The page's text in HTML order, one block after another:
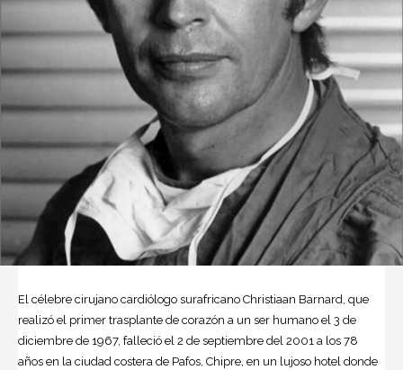
El célebre cirujano cardiólogo surafricano Christiaan Barnard, que
realizó el primer trasplante de corazón a un ser humano el 3 de
diciembre de 1967, falleció el 2 de septiembre del 2001 a los 78
años en la ciudad costera de Pafos, Chipre, en un lujoso hotel donde